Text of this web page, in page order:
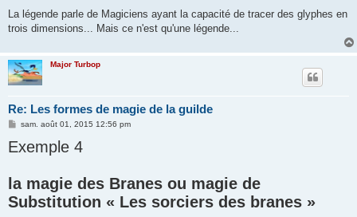
La légende parle de Magiciens ayant la capacité de tracer des glyphes en
trois dimensions... Mais ce n'est qu'une légende...
Major Turbop
Re: Les formes de magie de la guilde
M
s
s
e
sam. août 01, 2015 12:56 pm
Exemple 4
la magie des Branes ou magie de
Substitution « Les sorciers des branes »